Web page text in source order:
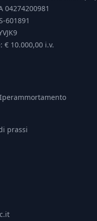
04274200981
601891
€ 10.000,00 i.v.
prassi